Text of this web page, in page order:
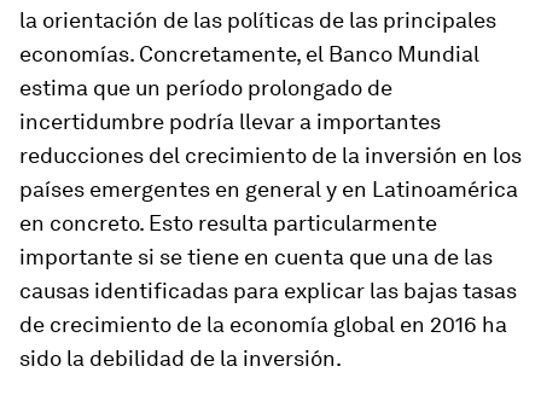
la orientación de las políticas de las principales
economías. Concretamente, el Banco Mundial
estima que un período prolongado de
incertidumbre podría llevar a importantes
reducciones del crecimiento de la inversión en los
países emergentes en general y en Latinoamérica
en concreto. Esto resulta particularmente
importante si se tiene en cuenta que una de las
causas identificadas para explicar las bajas tasas
de crecimiento de la economía global en 2016 ha
sido la debilidad de la inversión.